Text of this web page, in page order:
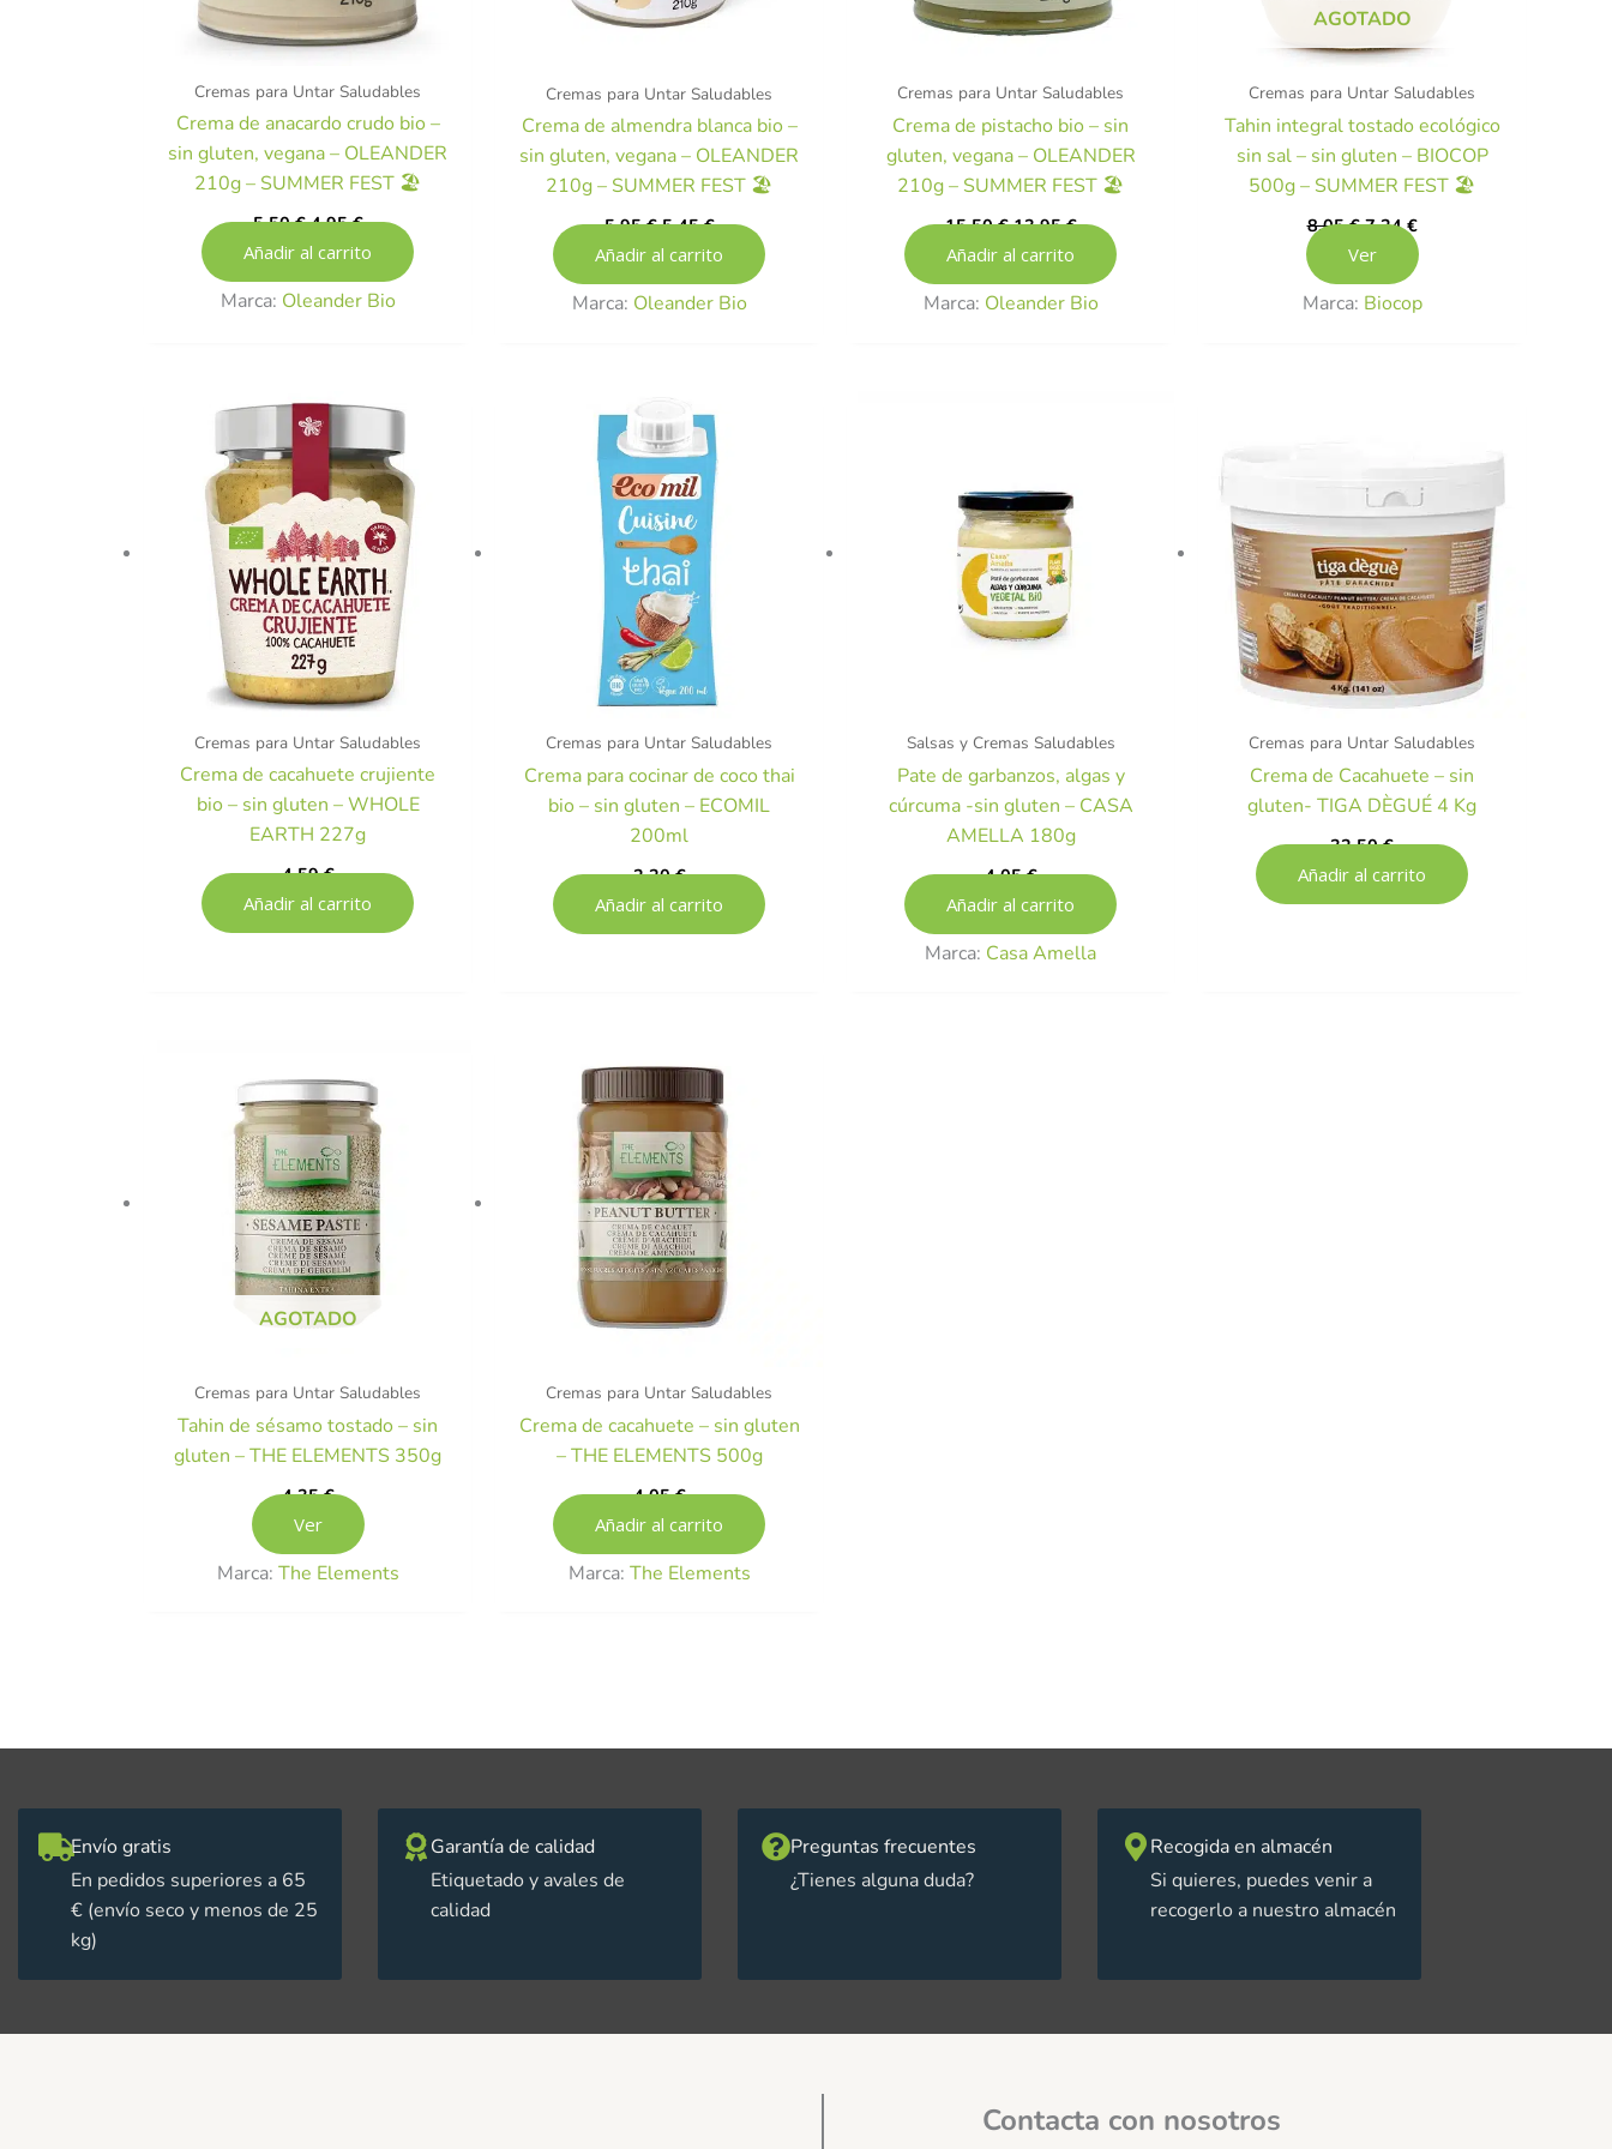
Cremas para Untar Saludables
Crema de anacardo crudo bio –
sin gluten, vegana – OLEANDER
210g – SUMMER FEST 🏖️
5,50€ 4,95€
Añadir al carrito
Marca: Oleander Bio
Cremas para Untar Saludables
Crema de almendra blanca bio –
sin gluten, vegana – OLEANDER
210g – SUMMER FEST 🏖️
5,95€ 5,45€
Añadir al carrito
Marca: Oleander Bio
Cremas para Untar Saludables
Crema de pistacho bio – sin
gluten, vegana – OLEANDER
210g – SUMMER FEST 🏖️
15,50€ 13,95€
Añadir al carrito
Marca: Oleander Bio
AGOTADO
Cremas para Untar Saludables
Tahin integral tostado ecológico
sin sal – sin gluten – BIOCOP
500g – SUMMER FEST 🏖️
8,05€ 7,24€
Ver
Marca: Biocop
Cremas para Untar Saludables
Crema de cacahuete crujiente
bio – sin gluten – WHOLE
EARTH 227g
4,59€
Añadir al carrito
Cremas para Untar Saludables
Crema para cocinar de coco thai
bio – sin gluten – ECOMIL
200ml
2,20€
Añadir al carrito
Salsas y Cremas Saludables
Pate de garbanzos, algas y
cúrcuma -sin gluten – CASA
AMELLA 180g
4,05€
Añadir al carrito
Marca: Casa Amella
Cremas para Untar Saludables
Crema de Cacahuete – sin
gluten- TIGA DÈGUÉ 4 Kg
32,50€
Añadir al carrito
AGOTADO
Cremas para Untar Saludables
Tahin de sésamo tostado – sin
gluten – THE ELEMENTS 350g
4,35€
Ver
Marca: The Elements
Cremas para Untar Saludables
Crema de cacahuete – sin gluten
– THE ELEMENTS 500g
4,05€
Añadir al carrito
Marca: The Elements
Envío gratis
En pedidos superiores a 65
€ (envío seco y menos de 25
kg)
Garantía de calidad
Etiquetado y avales de
calidad
Preguntas frecuentes
¿Tienes alguna duda?
Recogida en almacén
Si quieres, puedes venir a
recogerlo a nuestro almacén
Contacta con nosotros